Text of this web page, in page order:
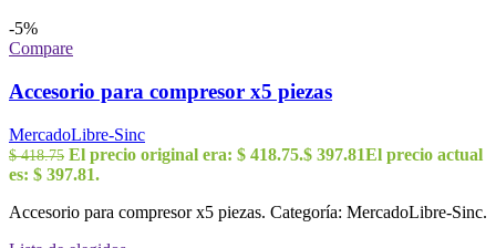
-5%
Compare
Accesorio para compresor x5 piezas
MercadoLibre-Sinc
$418.75 El precio original era: $ 418.75.$ 397.81El precio actual
es: $ 397.81.
Accesorio para compresor x5 piezas. Categoría: MercadoLibre-Sinc.